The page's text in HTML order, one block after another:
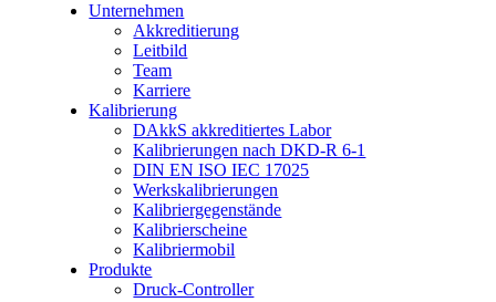
Unternehmen
Akkreditierung
Leitbild
Team
Karriere
Kalibrierung
DAkkS akkreditiertes Labor
Kalibrierungen nach DKD-R 6-1
DIN EN ISO IEC 17025
Werkskalibrierungen
Kalibriergegenstände
Kalibrierscheine
Kalibriermobil
Produkte
Druck-Controller